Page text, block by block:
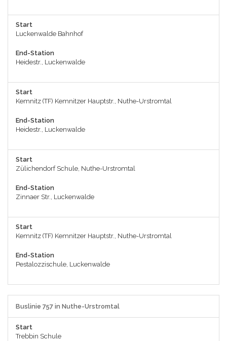
Start
Luckenwalde Bahnhof
End-Station
Heidestr., Luckenwalde
Start
Kemnitz (TF) Kemnitzer Hauptstr., Nuthe-Urstromtal
End-Station
Heidestr., Luckenwalde
Start
Zülichendorf Schule, Nuthe-Urstromtal
End-Station
Zinnaer Str., Luckenwalde
Start
Kemnitz (TF) Kemnitzer Hauptstr., Nuthe-Urstromtal
End-Station
Pestalozzischule, Luckenwalde
Buslinie 757 in Nuthe-Urstromtal
Start
Trebbin Schule